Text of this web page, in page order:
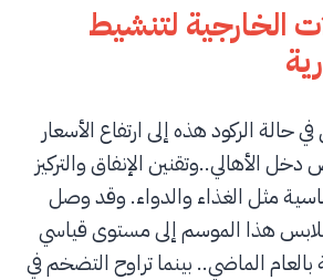
الخارجية لتنشيط
حالة الركود هذه إلى ارتفاع الأسعار
الأهالي..وتقنين الإنفاق والتركيز
مثل الغذاء والدواء. وقد وصل
هذا الموسم إلى مستوى قياسي
مقارنة بالعام الماضي.. بينما تراوح التضخم في